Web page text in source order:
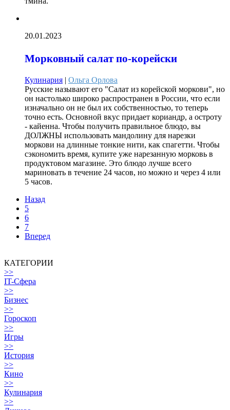
20.01.2023
Морковный салат по-корейски
Кулинария | Ольга Орлова
Русские называют его "Салат из корейской моркови", но
он настолько широко распространен в России, что если
изначально он не был их собственностью, то теперь
точно есть. Основной вкус придает кориандр, а остроту
- кайенна. Чтобы получить правильное блюдо, вы
ДОЛЖНЫ использовать мандолину для нарезки
моркови на длинные тонкие нити, как спагетти. Чтобы
сэкономить время, купите уже нарезанную морковь в
продуктовом магазине. Это блюдо лучше всего
мариновать в течение 24 часов, но можно и через 4 или
5 часов.
Назад
5
6
7
Вперед
КАТЕГОРИИ
>>
IT-Сфера
>>
Бизнес
>>
Гороскоп
>>
Игры
>>
История
>>
Кино
>>
Кулинария
>>